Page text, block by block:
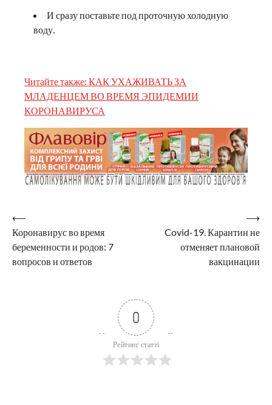
И сразу поставьте под проточную холодную
воду.
Читайте также: КАК УХАЖИВАТЬ ЗА
МЛАДЕНЦЕМ ВО ВРЕМЯ ЭПИДЕМИИ
КОРОНАВИРУСА
Навигация
по
записям
⟵
Коронавирус во время
беременности и родов: 7
вопросов и ответов
Covid-19. Карантин не
отменяет плановой
вакцинации
⟶
0
Рейтинг статті